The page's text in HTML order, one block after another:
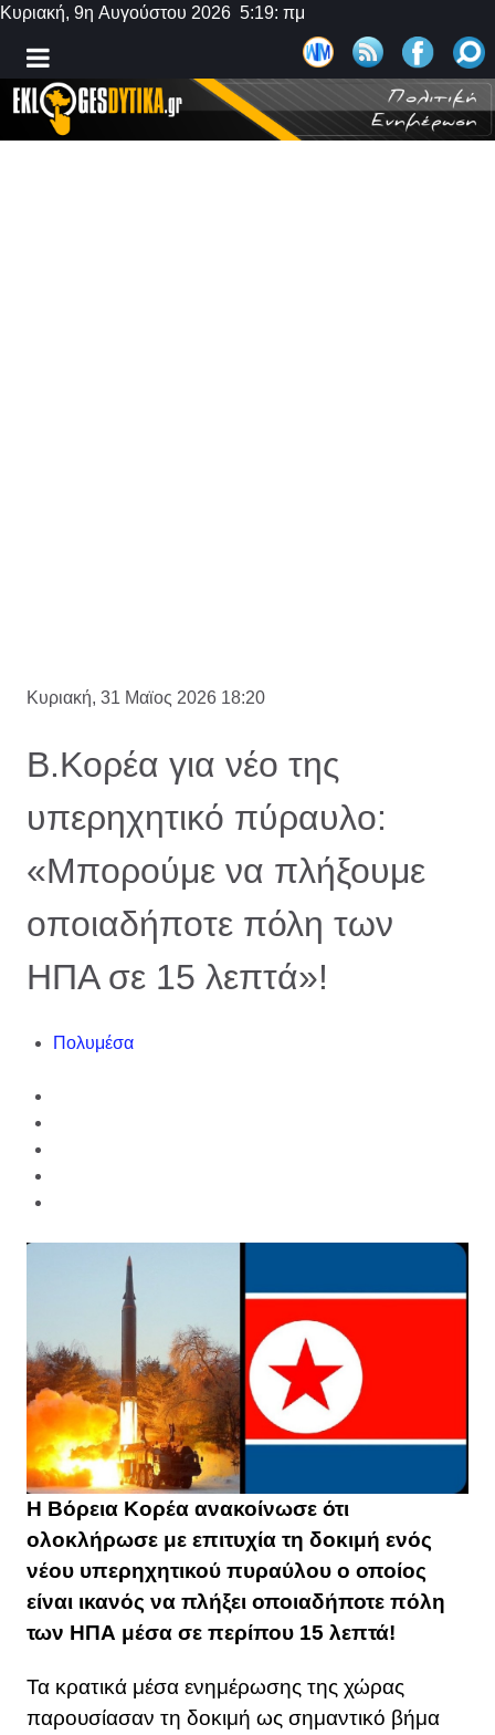
Κυριακή, 9η Αυγούστου 2026 5:19: πμ
Κυριακή, 31 Μαϊος 2026 18:20
Β.Κορέα για νέο της
υπερηχητικό πύραυλο:
«Μπορούμε να πλήξουμε
οποιαδήποτε πόλη των
ΗΠΑ σε 15 λεπτά»!
Πολυμέσα
Η Βόρεια Κορέα ανακοίνωσε ότι
ολοκλήρωσε με επιτυχία τη δοκιμή ενός
νέου υπερηχητικού πυραύλου ο οποίος
είναι ικανός να πλήξει οποιαδήποτε πόλη
των ΗΠΑ μέσα σε περίπου 15 λεπτά!
Τα κρατικά μέσα ενημέρωσης της χώρας
παρουσίασαν τη δοκιμή ως σημαντικό βήμα